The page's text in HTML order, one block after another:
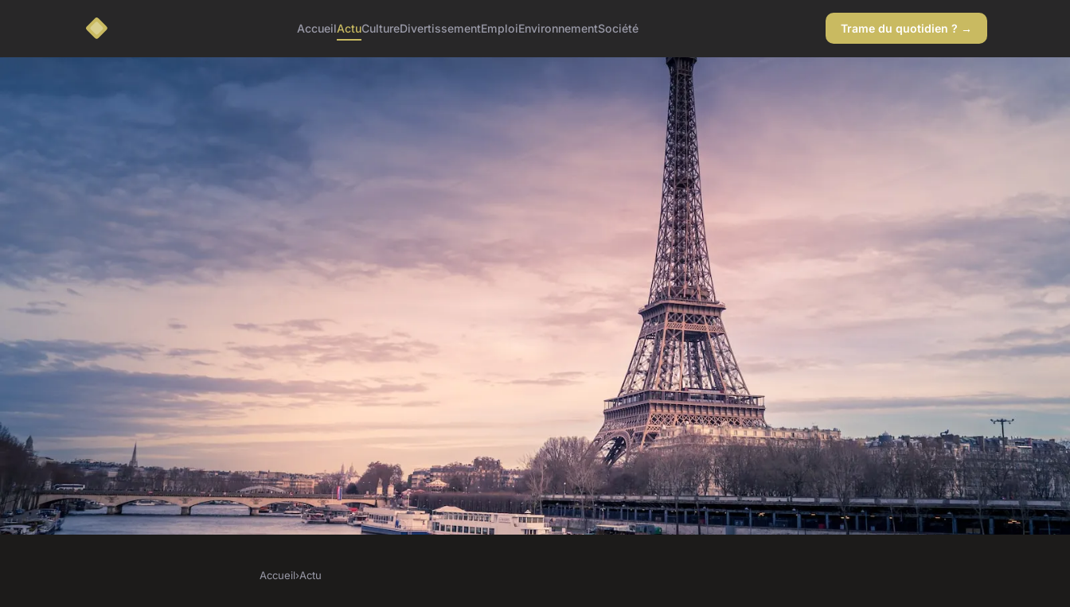
AccueilActuCultureDivertissementEmploiEnvironnementSociété Trame du quotidien ? →
Accueil›Actu